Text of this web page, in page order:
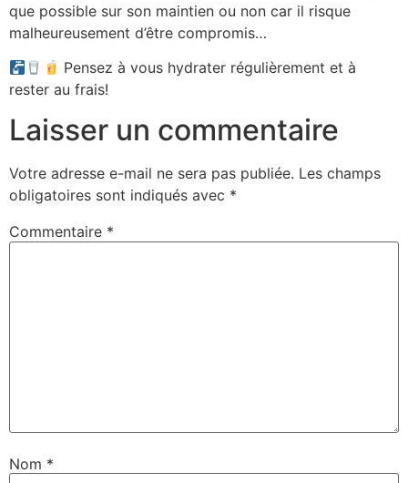
que possible sur son maintien ou non car il risque
malheureusement d’être compromis…
Pensez à vous hydrater régulièrement et à
rester au frais!
Laisser un commentaire
Votre adresse e-mail ne sera pas publiée. Les champs
obligatoires sont indiqués avec *
Commentaire *
Nom *